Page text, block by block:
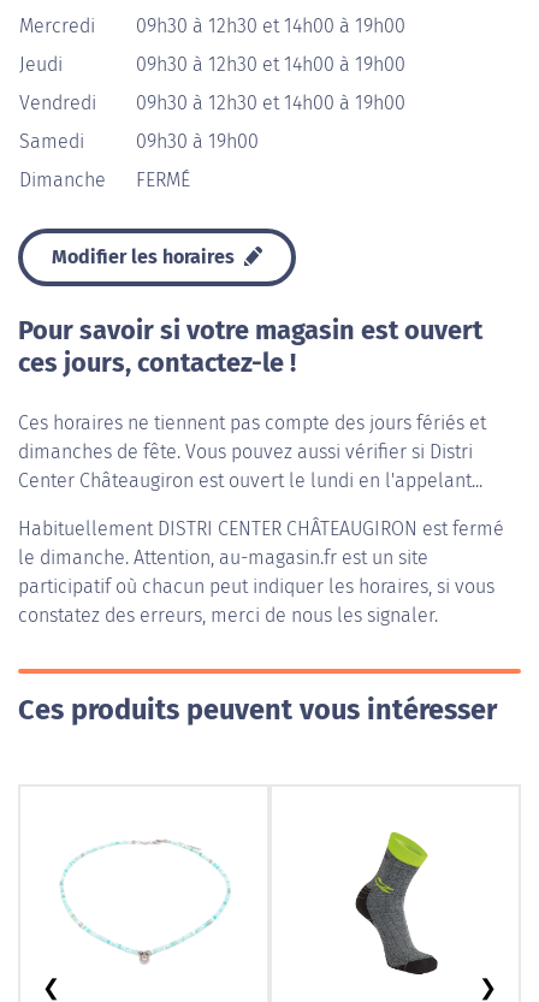
Mercredi
09h30 à 12h30 et 14h00 à 19h00
Jeudi
09h30 à 12h30 et 14h00 à 19h00
Vendredi
09h30 à 12h30 et 14h00 à 19h00
Samedi
09h30 à 19h00
Dimanche
FERMÉ
Modifier les horaires
Pour savoir si votre magasin est ouvert
ces jours, contactez-le !
Ces horaires ne tiennent pas compte des jours fériés et
dimanches de fête. Vous pouvez aussi vérifier si Distri
Center Châteaugiron est ouvert le lundi en l'appelant...
Habituellement DISTRI CENTER CHÂTEAUGIRON est fermé
le dimanche. Attention, au-magasin.fr est un site
participatif où chacun peut indiquer les horaires, si vous
constatez des erreurs, merci de nous les signaler.
Ces produits peuvent vous intéresser
❮ ❯